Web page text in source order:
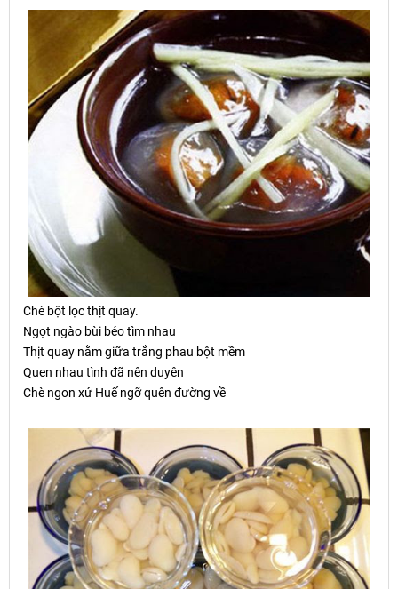
Chè bột l ọc thịt quay.
Ngọt ngào bùi béo tìm nhau
Thịt quay nằm giữa trắng phau bột mềm
Quen nhau tình đã nên duyên
Chè ngon xứ Huế ngỡ quên đường về